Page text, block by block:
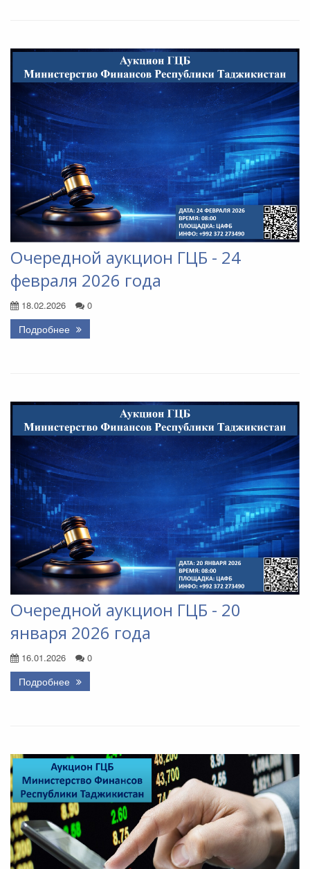
Очередной аукцион ГЦБ - 24
февраля 2026 года
18.02.2026 0
Подробнее
Очередной аукцион ГЦБ - 20
января 2026 года
16.01.2026 0
Подробнее